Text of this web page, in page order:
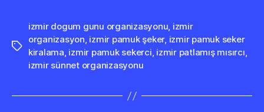
Etiketler
izmir dogum gunu organizasyonu, izmir
organizasyon, izmir pamuk şeker, izmir pamuk seker
kiralama, izmir pamuk sekerci, izmir patlamış mısırcı,
izmir sünnet organizasyonu